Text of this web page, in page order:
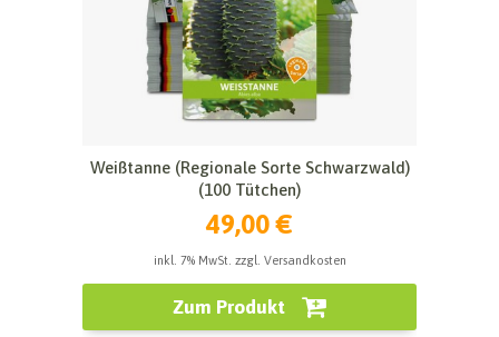
Weißtanne (Regionale Sorte Schwarzwald)
(100 Tütchen)
49,00 €
inkl. 7% MwSt. zzgl. Versandkosten
Zum Produkt